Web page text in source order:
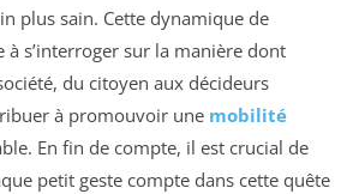
plus sain. Cette dynamique de
s’interroger sur la manière dont
du citoyen aux décideurs
à promouvoir une mobilité
En fin de compte, il est crucial de
petit geste compte dans cette quête